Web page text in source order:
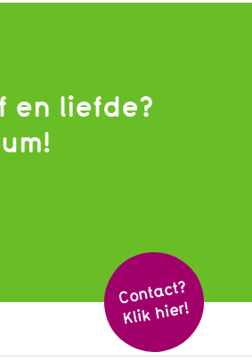
Cont
act?
Klik hier!
en liefde?